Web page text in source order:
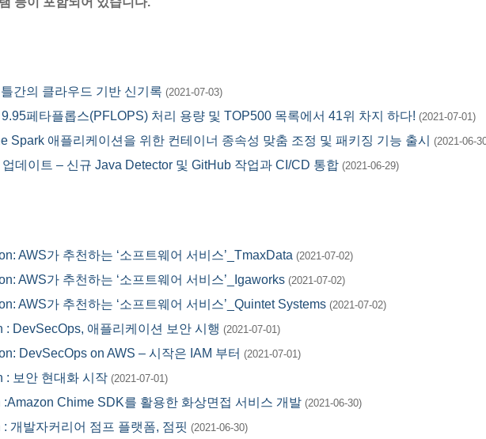
간의 클라우드 기반 신기록 (2021-07-03)
페타플롭스(PFLOPS) 처리 용량 및 TOP500 목록에서 41위 차지 하다! (2021-07-01)
Spark 애플리케이션을 위한 컨테이너 종속성 맞춤 조정 및 패키징 기능 출시 (2021-06-
데이트 – 신규 Java Detector 및 GitHub 작업과 CI/CD 통합 (2021-06-29)
AWS가 추천하는 ‘소프트웨어 서비스’_TmaxData (2021-07-02)
AWS가 추천하는 ‘소프트웨어 서비스’_Igaworks (2021-07-02)
AWS가 추천하는 ‘소프트웨어 서비스’_Quintet Systems (2021-07-02)
DevSecOps, 애플리케이션 보안 시행 (2021-07-01)
DevSecOps on AWS – 시작은 IAM 부터 (2021-07-01)
: 보안 현대화 시작 (2021-07-01)
Chime SDK를 활용한 화상면접 서비스 개발 (2021-06-30)
개발자커리어 점프 플랫폼, 점핏 (2021-06-30)